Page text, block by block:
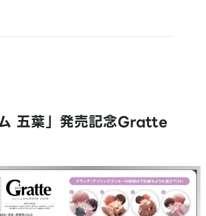
ム 五葉」発売記念Gratte